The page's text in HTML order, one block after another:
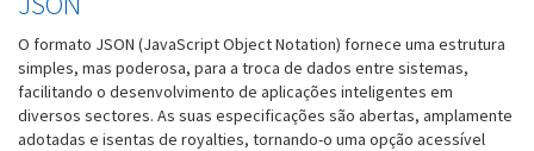
O formato JSON (JavaScript Object Notation) fornece uma estrutura
simples, mas poderosa, para a troca de dados entre sistemas,
facilitando o desenvolvimento de aplicações inteligentes em
diversos sectores. As suas especificações são abertas, amplamente
adotadas e isentas de royalties, tornando-o uma opção acessível